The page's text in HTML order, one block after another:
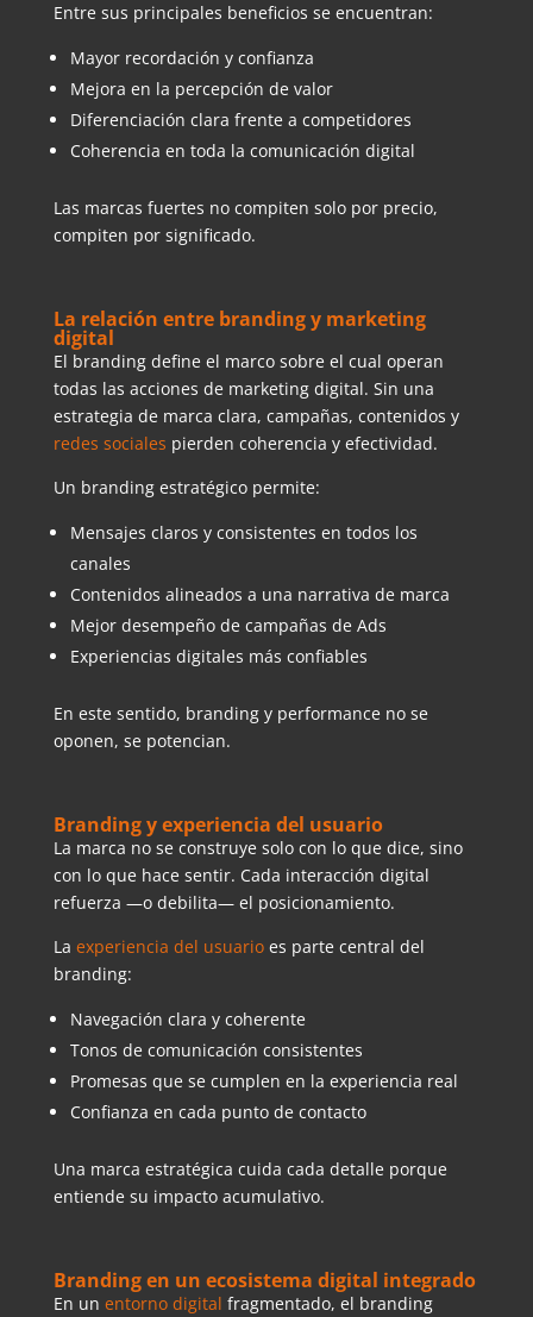
Entre sus principales beneficios se encuentran:
Mayor recordación y confianza
Mejora en la percepción de valor
Diferenciación clara frente a competidores
Coherencia en toda la comunicación digital
Las marcas fuertes no compiten solo por precio,
compiten por significado.
La relación entre branding y marketing
digital
El branding define el marco sobre el cual operan
todas las acciones de marketing digital. Sin una
estrategia de marca clara, campañas, contenidos y
redes sociales pierden coherencia y efectividad.
Un branding estratégico permite:
Mensajes claros y consistentes en todos los
canales
Contenidos alineados a una narrativa de marca
Mejor desempeño de campañas de Ads
Experiencias digitales más confiables
En este sentido, branding y performance no se
oponen, se potencian.
Branding y experiencia del usuario
La marca no se construye solo con lo que dice, sino
con lo que hace sentir. Cada interacción digital
refuerza —o debilita— el posicionamiento.
La experiencia del usuarioes parte central del
branding:
Navegación clara y coherente
Tonos de comunicación consistentes
Promesas que se cumplen en la experiencia real
Confianza en cada punto de contacto
Una marca estratégica cuida cada detalle porque
entiende su impacto acumulativo.
Branding en un ecosistema digital integrado
En un entorno digital fragmentado, el branding